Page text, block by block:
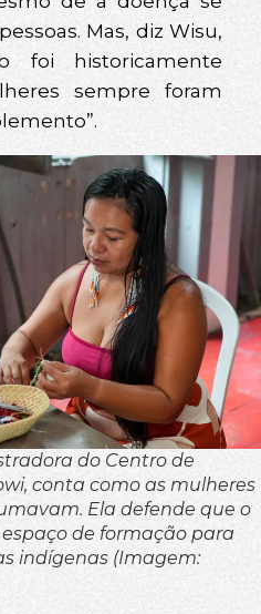
Mas, diz Wisu,
foi historicamente
sempre foram
do Centro de
conta como as mulheres
Ela defende que o
de formação para
indígenas (Imagem: